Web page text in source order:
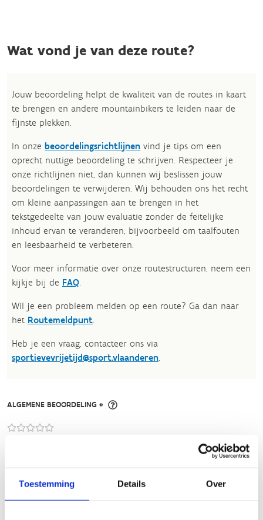
Toestemming Details Over
Wat vond je van deze route?
Jouw beoordeling helpt de kwaliteit van de routes in kaart
te brengen en andere mountainbikers te leiden naar de
fijnste plekken.
In onze beoordelingsrichtlijnen vind je tips om een
oprecht nuttige beoordeling te schrijven. Respecteer je
onze richtlijnen niet, dan kunnen wij beslissen jouw
beoordelingen te verwijderen. Wij behouden ons het recht
om kleine aanpassingen aan te brengen in het
tekstgedeelte van jouw evaluatie zonder de feitelijke
inhoud ervan te veranderen, bijvoorbeeld om taalfouten
en leesbaarheid te verbeteren.​
Voor meer informatie over onze routestructuren, neem een
kijkje bij de FAQ.
Wil je een probleem melden op een route? Ga dan naar
het Routemeldpunt.
Heb je een vraag, contacteer ons via
sportievevrijetijd@sport.vlaanderen.​
ALGEMENE BEOORDELING *